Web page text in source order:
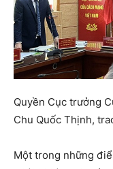
Quyền Cục trưởng
Chu Quốc Thịnh,
Một trong những